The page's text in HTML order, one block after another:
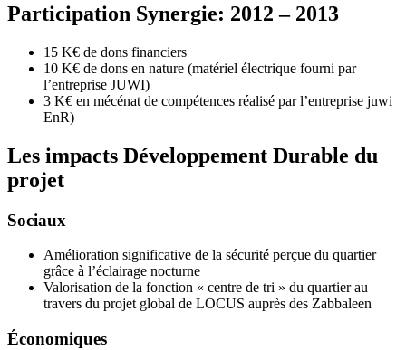
Participation Synergie: 2012 – 2013
15 K€ de dons financiers
10 K€ de dons en nature (matériel électrique fourni par
l’entreprise JUWI)
3 K€ en mécénat de compétences réalisé par l’entreprise juwi
EnR)
Les impacts Développement Durable du
projet
Sociaux
Amélioration significative de la sécurité perçue du quartier
grâce à l’éclairage nocturne
Valorisation de la fonction « centre de tri » du quartier au
travers du projet global de LOCUS auprès des Zabbaleen
Économiques